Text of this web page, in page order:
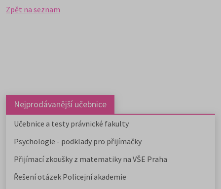
Zpět na seznam
Nejprodávanější učebnice
Učebnice a testy právnické fakulty
Psychologie - podklady pro přijímačky
Přijímací zkoušky z matematiky na VŠE Praha
Řešení otázek Policejní akademie